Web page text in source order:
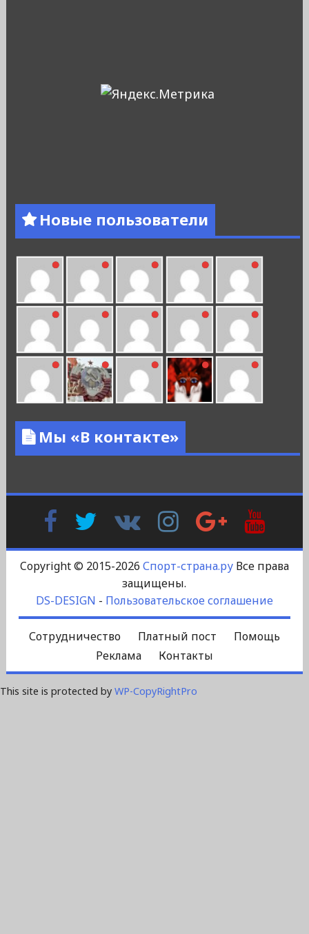
Новые пользователи
Мы «В контакте»
FacebookTwitter
Контакте
InstagramGoogle
Plus
Copyright © 2015-2026 Спорт-страна.руВсе права
защищены.
DS-DESIGN - Пользовательское соглашение
Сотрудничество Платный пост
Помощь
Реклама
Контакты
This site is protected by WP-CopyRightPro